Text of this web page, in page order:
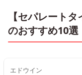
【セパレート
のおすすめ10選
エドウイン